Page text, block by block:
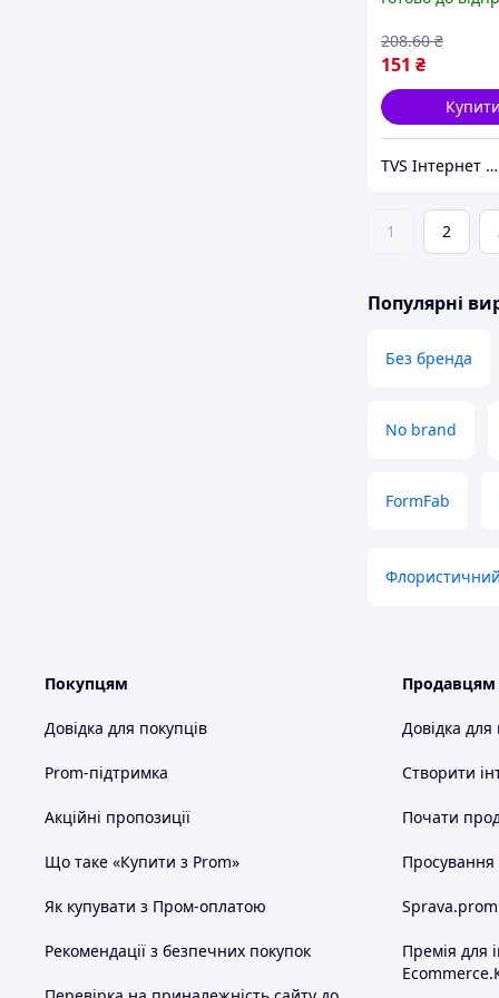
30г жовтий для
флористичний
32T8_V1
151 ₴
208.60 ₴
Купити
TVS Інтернет магазин
1 2
Популярні
Без бренда
No brand
FormFab
Покупцям
Довідка для покупців
Prom-підтримка
Акційні пропозиції
Що таке «Купити з Prom»
Як купувати з Пром-оплатою
Рекомендації з безпечних покупок
Продавцям
Довідка для
Створити
Почати
Просування
Премія для